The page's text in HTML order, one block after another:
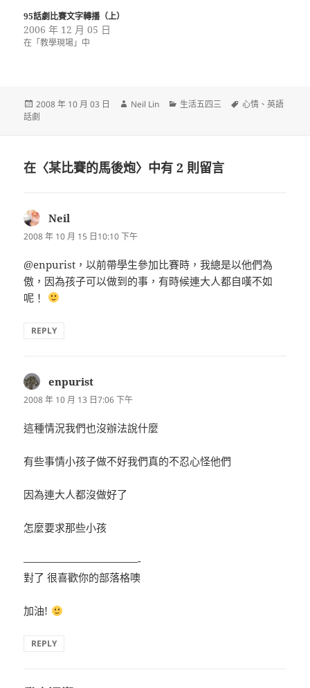
95話劇比賽文字轉播（上）
2006 年 12 月 05 日
在「教學現場」中
發
佈
2008 年 10 月 03 日
作
Neil Lin
分
生活五四三
標
心情 、英語
話劇
在〈某比賽的馬後炮〉中有 2 則留言
Neil
示:
2008 年 10 月 15 日10:10 下午
@enpurist，以前帶學生參加比賽時，我總是以他們為
傲，因為孩子可以做到的事，有時候連大人都自嘆不如
呢！
REPLY
enpurist
示:
2008 年 10 月 13 日7:06 下午
這種情況我們也沒辦法說什麼
有些事情小孩子做不好我們真的不忍心怪他們
因為連大人都沒做好了
怎麼要求那些小孩
———————————-
對了 很喜歡你的部落格噢
加油!
REPLY